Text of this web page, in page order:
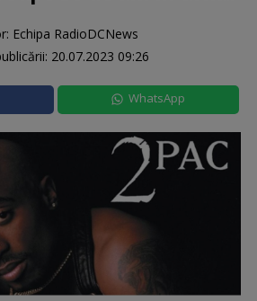
Echipa RadioDCNews
20.07.2023 09:26
WhatsApp